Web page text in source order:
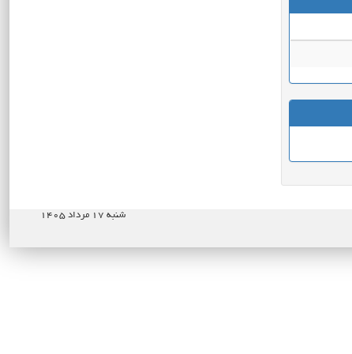
شنبه ۱۷ مرداد ۱۴۰۵